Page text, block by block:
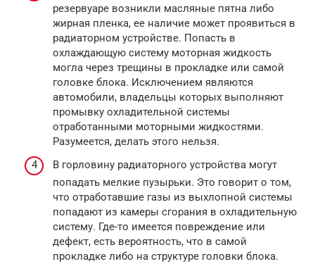
резервуаре возникли масляные пятна либо
жирная пленка, ее наличие может проявиться в
радиаторном устройстве. Попасть в
охлаждающую систему моторная жидкость
могла через трещины в прокладке или самой
головке блока. Исключением являются
автомобили, владельцы которых выполняют
промывку охладительной системы
отработанными моторными жидкостями.
Разумеется, делать этого нельзя.
В горловину радиаторного устройства могут
попадать мелкие пузырьки. Это говорит о том,
что отработавшие газы из выхлопной системы
попадают из камеры сгорания в охладительную
систему. Где-то имеется повреждение или
дефект, есть вероятность, что в самой
прокладке либо на структуре головки блока.